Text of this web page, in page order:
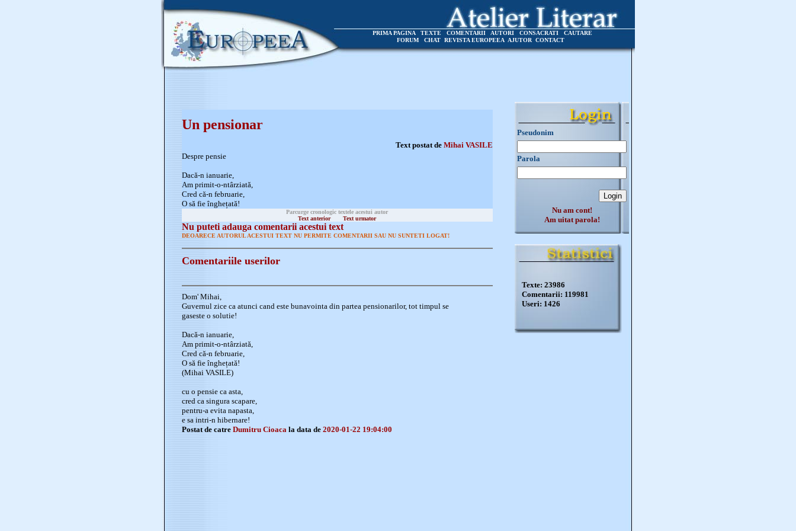
PRIMA PAGINA TEXTE COMENTARII AUTORI CONSACRATI
CAUTARE
FORUM
CHAT REVISTA EUROPEEA AJUTOR CONTACT
Un pensionar
Text postat de Mihai VASILE
Despre pensie
Dacă-n ianuarie,
Am primit-o-ntârziată,
Cred că-n februarie,
O să fie înghețată!
Parcurge cronologic textele acestui autor
Text anterior
Text urmator
Nu puteti adauga comentarii acestui text
DEOARECE AUTORUL ACESTUI TEXT NU PERMITE COMENTARII SAU NU SUNTETI LOGAT!
Comentariile userilor
Dom' Mihai,
Guvernul zice ca atunci cand este bunavointa din partea pensionarilor, tot timpul se
gaseste o solutie!
Dacă-n ianuarie,
Am primit-o-ntârziată,
Cred că-n februarie,
O să fie înghețată!
(Mihai VASILE)
cu o pensie ca asta,
cred ca singura scapare,
pentru-a evita napasta,
e sa intri-n hibernare!
Postat de catre Dumitru Cioaca la data de 2020-01-22 19:04:00
Pseudonim
Parola
Nu am cont!
Am uitat parola!
Texte: 23986
Comentarii: 119981
Useri: 1426